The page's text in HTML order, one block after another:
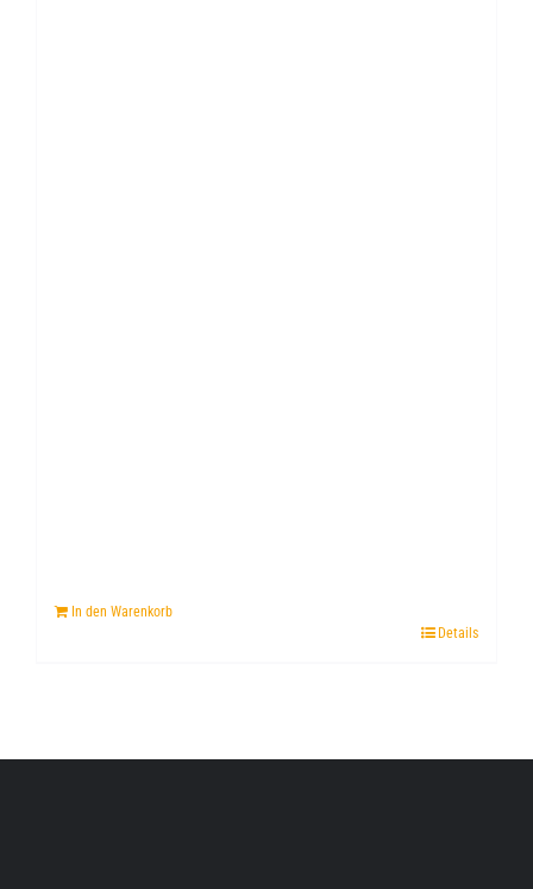
In den Warenkorb
Details